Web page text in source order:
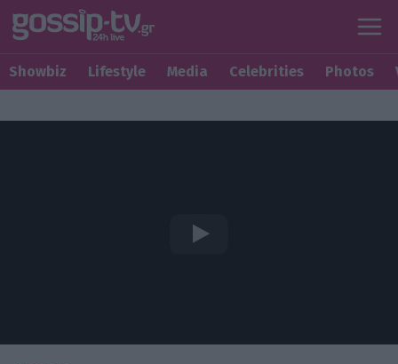
Showbiz Lifestyle Media Celebrities Photos